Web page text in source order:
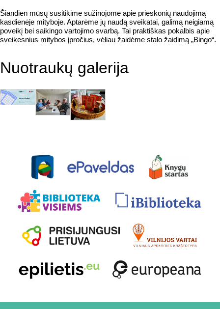
Šiandien mūsų susitikime sužinojome apie prieskonių naudojimą
kasdienėje mityboje. Aptarėme jų naudą sveikatai, galimą neigiamą
poveikį bei saikingo vartojimo svarbą. Tai praktiškas pokalbis apie
sveikesnius mitybos įpročius, vėliau žaidėme stalo žaidimą „Bingo“.
Nuotraukų galerija